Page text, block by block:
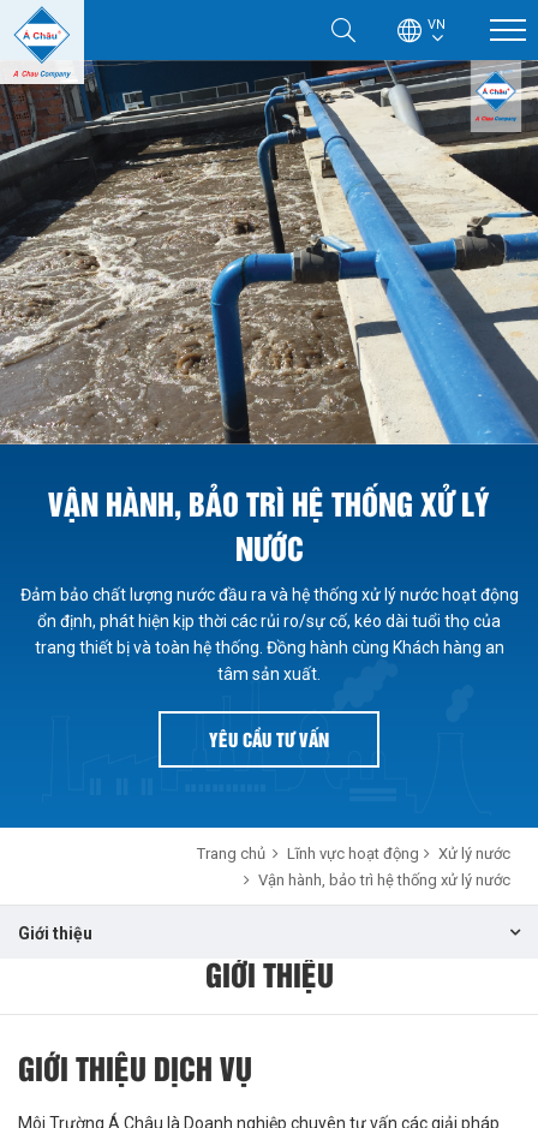
VN
VẬN HÀNH, BẢO TRÌ HỆ THỐNG XỬ LÝ
NƯỚC
Đảm bảo chất lượng nước đầu ra và hệ thống xử lý nước hoạt động
ổn định, phát hiện kịp thời các rủi ro/sự cố, kéo dài tuổi thọ của
trang thiết bị và toàn hệ thống. Đồng hành cùng Khách hàng an
tâm sản xuất.
YÊU CẦU TƯ VẤN
Trang chủ Lĩnh vực hoạt động
Xử lý nước
Vận hành, bảo trì hệ thống xử lý nước
Giới thiệu
GIỚI THIỆU
GIỚI THIỆU DỊCH VỤ
Môi Trường Á Châu là Doanh nghiệp chuyên tư vấn các giải pháp